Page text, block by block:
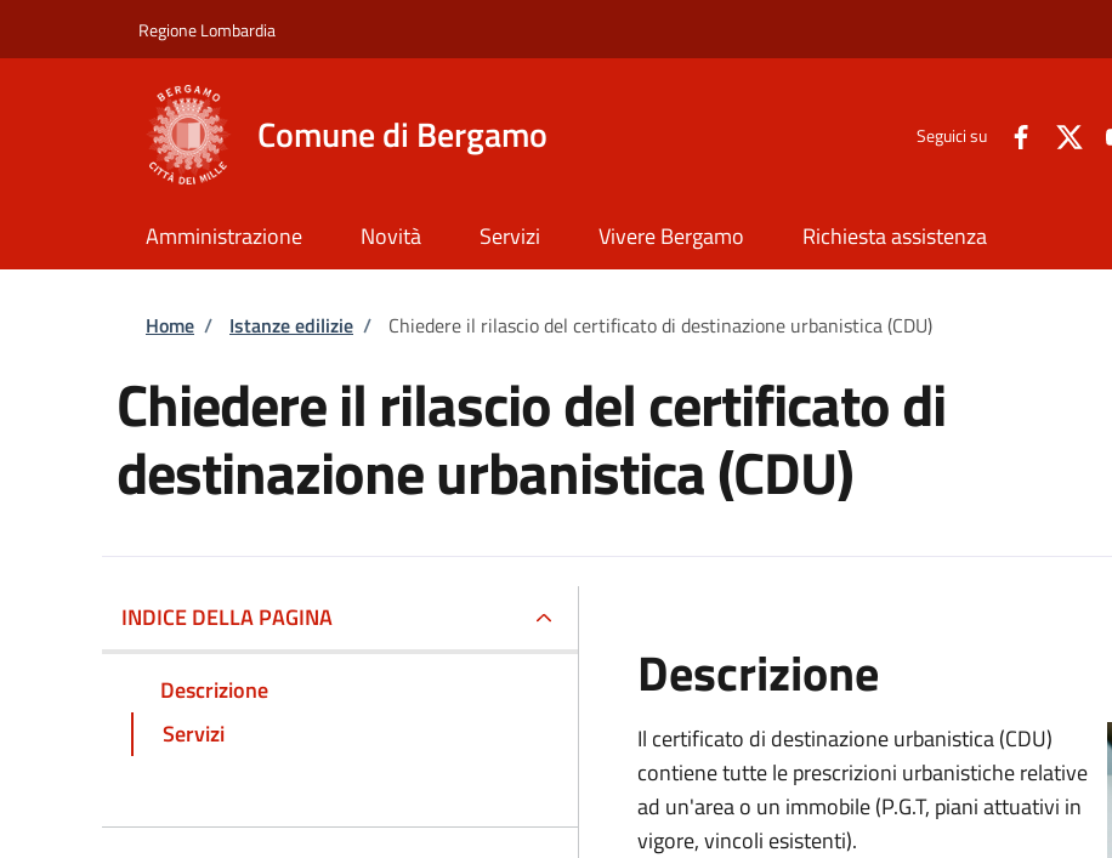
Regione Lombardia
Comune di Bergamo Seguici su
Amministrazione Novità Servizi Vivere Bergamo Richiesta assistenza
Briciole di pane
Home / Istanze edilizie / Chiedere il rilascio del certificato di destinazione urbanistica (CDU)
Chiedere il rilascio del certificato di
destinazione urbanistica (CDU)
INDICE DELLA PAGINA
Descrizione
Servizi
Descrizione
Il certificato di destinazione urbanistica (CDU)
contiene tutte le prescrizioni urbanistiche relative
ad un'area o un immobile (P.G.T, piani attuativi in
vigore, vincoli esistenti).